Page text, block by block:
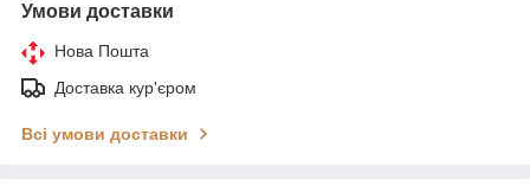
Умови доставки
Нова Пошта
Доставка кур'єром
Всі умови доставки